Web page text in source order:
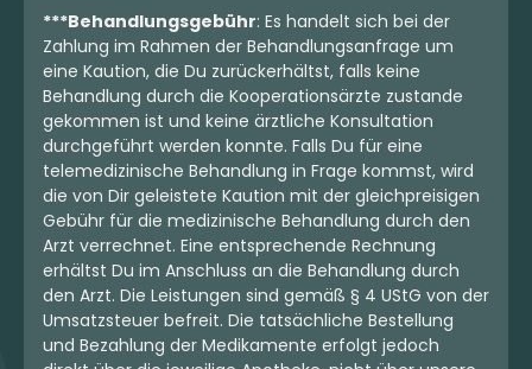
***Behandlungsgebühr: Es handelt sich bei der
Zahlung im Rahmen der Behandlungsanfrage um
eine Kaution, die Du zurückerhältst, falls keine
Behandlung durch die Kooperationsärzte zustande
gekommen ist und keine ärztliche Konsultation
durchgeführt werden konnte. Falls Du für eine
telemedizinische Behandlung in Frage kommst, wird
die von Dir geleistete Kaution mit der gleichpreisigen
Gebühr für die medizinische Behandlung durch den
Arzt verrechnet. Eine entsprechende Rechnung
erhältst Du im Anschluss an die Behandlung durch
den Arzt. Die Leistungen sind gemäß § 4 UStG von der
Umsatzsteuer befreit. Die tatsächliche Bestellung
und Bezahlung der Medikamente erfolgt jedoch